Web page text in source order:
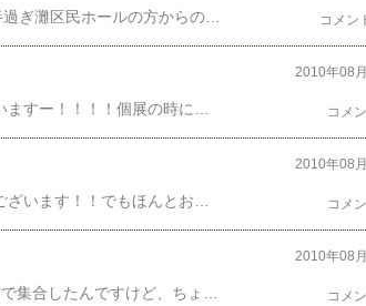
「王子動物園の興興(コウコウ)が 亡くなったって」９日１８時半過ぎ灘区民ホールの方からのお電話でした。あまりにも突然の内容に信じられませんでした。というか信じたくありませんでした。パソコンでニュースを見た時に「あぁ･･･本当なんだな」って。電話で聞いたときより、呆然としました。ふと上を見上げるとコウコウと一緒に写した写真を目の前に飾っていることに気付きました。写真を見て、またドーンとこみ上げてくるものがあって･･･ついこないだ撮った写真の中にはいるのに、もういないんだなぁって。最後に会いに行ったのは１ヶ月前。夏のあつい暑い日。私は急遽思いついた「パンダツアー」の時でした。「涼しくなったら、またみんなで会いに来ましょうね」涼しくなるなんて、いつになることやら。個展が終わった時に、もっと会いに行っておけばよかった。でも、今年の夏に神戸で個展をすることができて良かった。個展に来てくださった多くのお客様が、王子動物園にも行って下さったから。初めての方も、久しぶりの方も、常連さんもコウコウを見ることができたんじゃないかなと思ってます。みんなから愛されていた興興。ご冥福をお祈りいたします。 コメン
2010年08
コメ
2010年08
コメ
2010年08
コメ